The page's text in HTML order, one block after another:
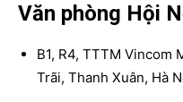
Văn phòng Hội
B1, R4, TTTM Vincom
Trãi, Thanh Xuân, Hà